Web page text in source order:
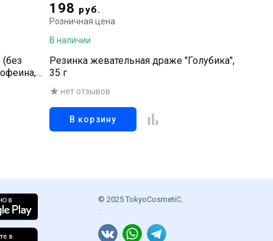
(без
198 руб.
Розничная цена
В наличии
Резинка жевательная драже "Голубика",
35 г
нет отзывов
В корзину
© 2025 TokyoCosmetiC.
.